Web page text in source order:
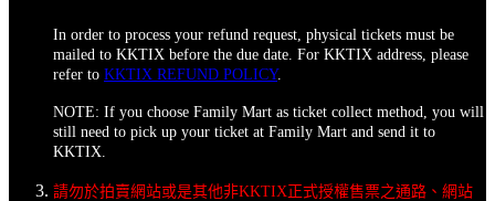
In order to process your refund request, physical tickets must be
mailed to KKTIX before the due date. For KKTIX address, please
refer to KKTIX REFUND POLICY.
NOTE: If you choose Family Mart as ticket collect method, you will
still need to pick up your ticket at Family Mart and send it to
KKTIX.
請勿於拍賣網站或是其他非KKTIX正式授權售票之通路、網站